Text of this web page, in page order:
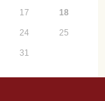
17 18
24 25
31